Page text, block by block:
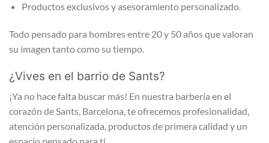
Productos exclusivos y asesoramiento personalizado.
Todo pensado para hombres entre 20 y 50 años que valoran
su imagen tanto como su tiempo.
¿Vives en el barrio de Sants?
¡Ya no hace falta buscar más! En nuestra barbería en el
corazón de Sants, Barcelona, te ofrecemos profesionalidad,
atención personalizada, productos de primera calidad y un